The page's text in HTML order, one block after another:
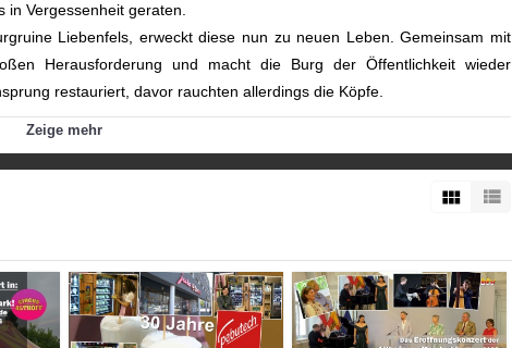
Vergessenheit geraten.
Liebenfels, erweckt diese nun zu neuen Leben. Gemeinsam mit
Herausforderung und macht die Burg der Öffentlichkeit wieder
restauriert, davor rauchten allerdings die Köpfe.
weit ins Kärntner Land schauen, der Gedanke an die Zeiten, wo sich
Gänsehaut verursachen.
Zeige mehr